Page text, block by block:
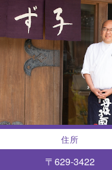
住所
〒629-3422